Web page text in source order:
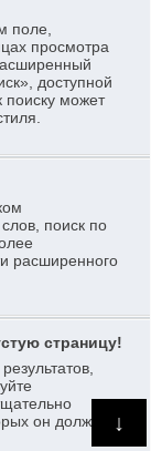
↓
поле,
просмотра
доступной
поиску может
поиск по
расширенного
страницу!
он должен